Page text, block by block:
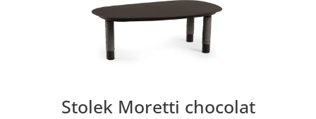
Stolek Moretti chocolat